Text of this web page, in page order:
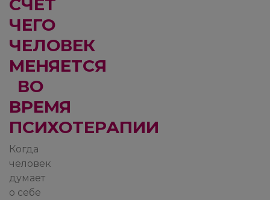
ЧЕГО
ЧЕЛОВЕК
МЕНЯЕТСЯ
ВО
ВРЕМЯ
ПСИХОТЕРАПИИ
Когда
человек
думает
о себе